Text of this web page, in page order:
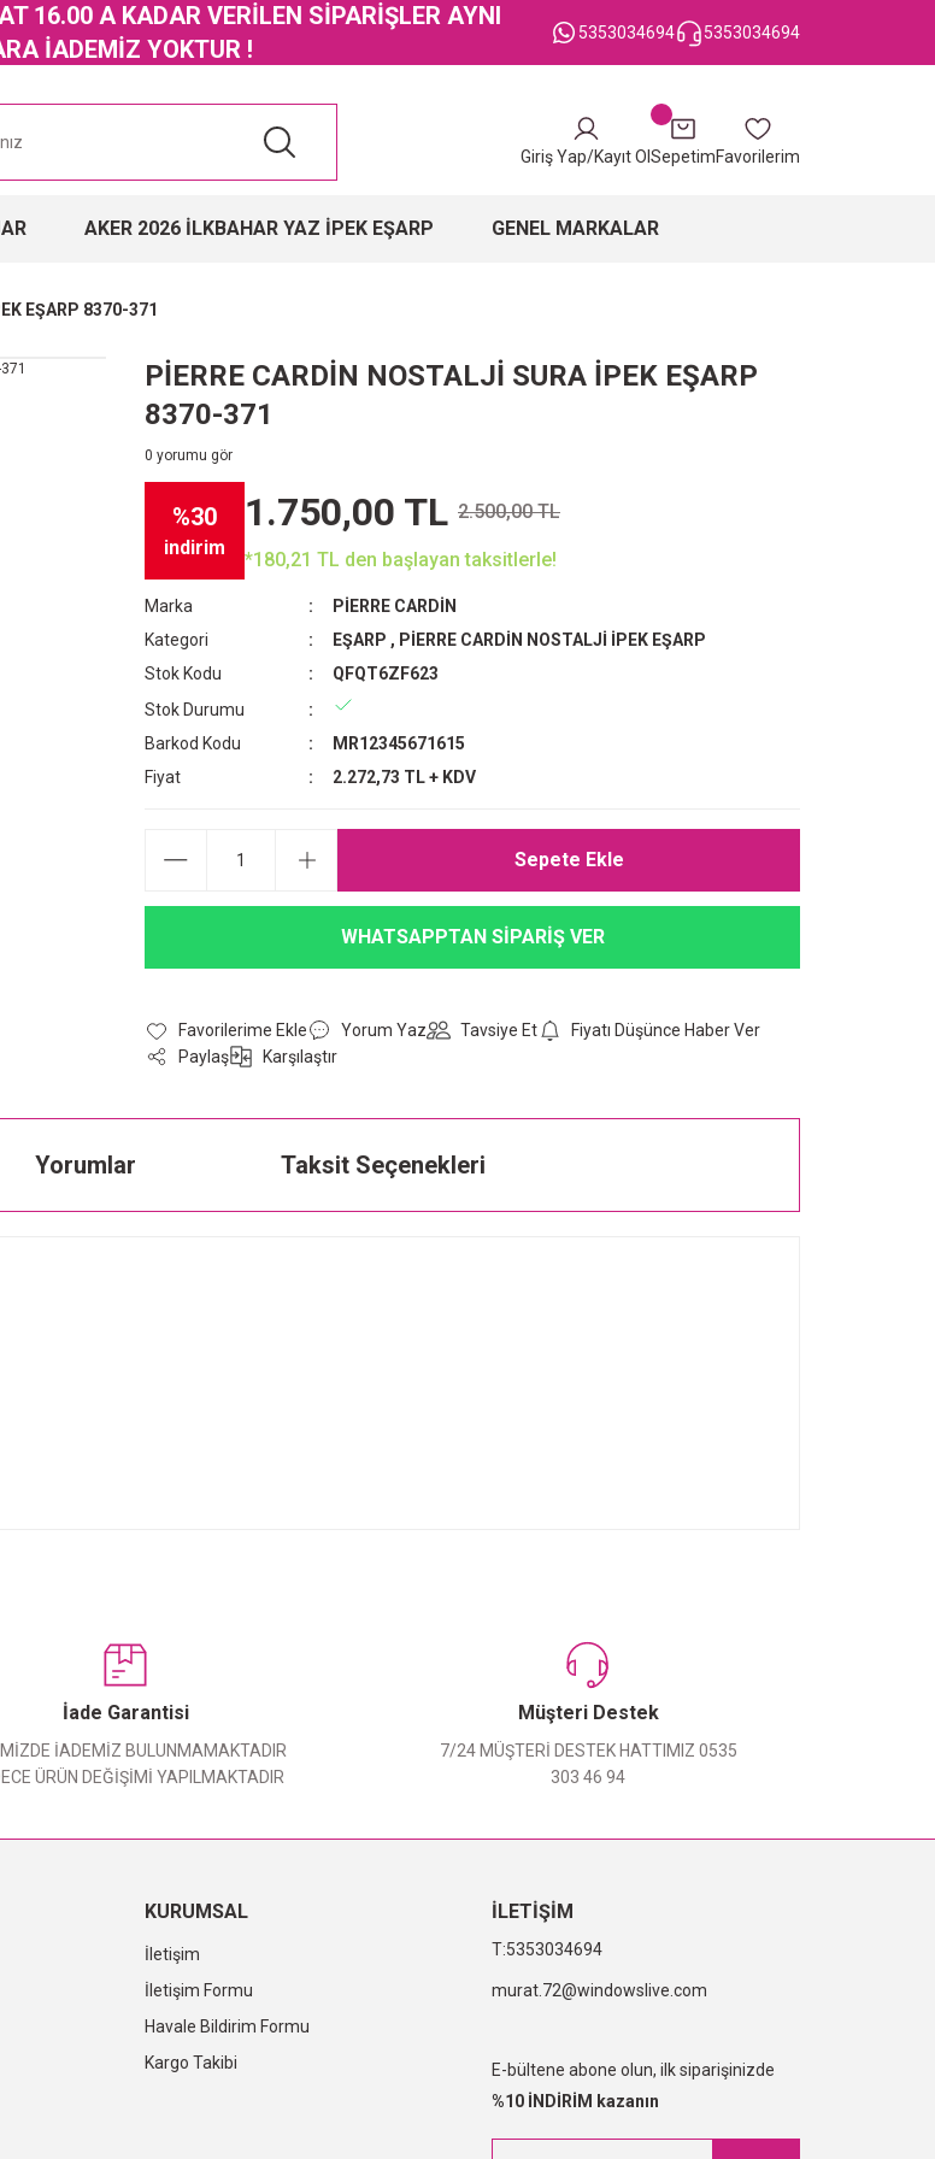
16.00 A KADAR VERİLEN SİPARİŞLER AYNI
İADEMİZ YOKTUR !
5353034694 5353034694
Giriş Yap/Kayıt Ol SepetimFavorilerim
AKER 2026 İLKBAHAR YAZ İPEK EŞARP GENEL MARKALAR
EŞARP 8370-371
PİERRE CARDİN NOSTALJİ SURA İPEK EŞARP
8370-371
0 yorumu gör
%30
indirim
1.750,00 TL 2.500,00 TL
*180,21 TL den başlayan taksitlerle!
Marka
PİERRE CARDİN
Kategori
EŞARP , PİERRE CARDİN NOSTALJİ İPEK EŞARP
Stok Kodu
QFQT6ZF623
Stok Durumu
Barkod Kodu
MR12345671615
Fiyat
2.272,73 TL + KDV
Sepete Ekle
WHATSAPPTAN SİPARİŞ VER
Yorum Yaz Tavsiye Et
Fiyatı Düşünce Haber Ver
Paylaş
Karşılaştır
Yorumlar Taksit Seçenekleri
Yorum Yaz
İade Garantisi
İADEMİZ BULUNMAMAKTADIR
ÜRÜN DEĞİŞİMİ YAPILMAKTADIR
Müşteri Destek
7/24 MÜŞTERİ DESTEK HATTIMIZ 0535
303 46 94
KURUMSAL
İletişim
İletişim Formu
Havale Bildirim Formu
Kargo Takibi
İLETİŞİM
5353034694
murat.72@windowslive.com
E-bültene abone olun, ilk siparişinizde
%10 İNDİRİM kazanın